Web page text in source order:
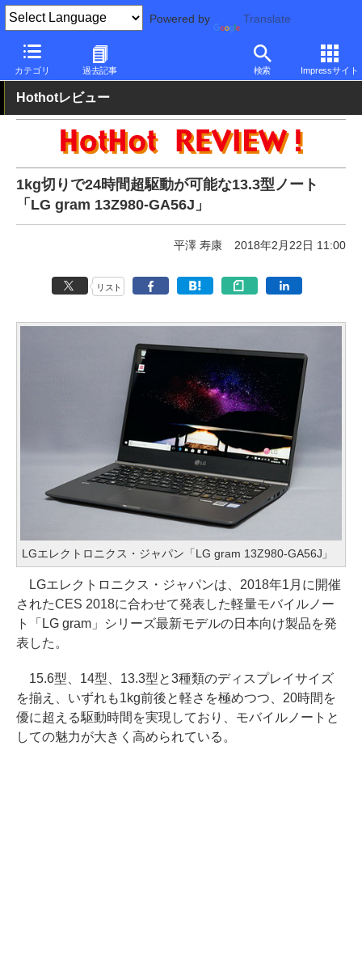
Powered by Translate
カテゴリ 過去記事 検索 Impressサイト
PC Watch パソコン/タブレット/スマートフォン モバイルノート
Hothotレビュー
1kg切りで24時間超駆動が可能な13.3型ノート
「LG gram 13Z980-GA56J」
平澤 寿康 2018年2月22日 11:00
リスト
LGエレクトロニクス・ジャパン「LG gram 13Z980-GA56J」
LGエレクトロニクス・ジャパンは、2018年1月に開催
されたCES 2018に合わせて発表した軽量モバイルノー
ト「LG gram」シリーズ最新モデルの日本向け製品を発
表した。
15.6型、14型、13.3型と3種類のディスプレイサイズ
を揃え、いずれも1kg前後と軽さを極めつつ、20時間を
優に超える駆動時間を実現しており、モバイルノートと
しての魅力が大きく高められている。